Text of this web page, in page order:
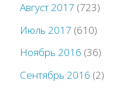
Август 2017 (723)
Июль 2017 (610)
Ноябрь 2016 (36)
Сентябрь 2016 (2)